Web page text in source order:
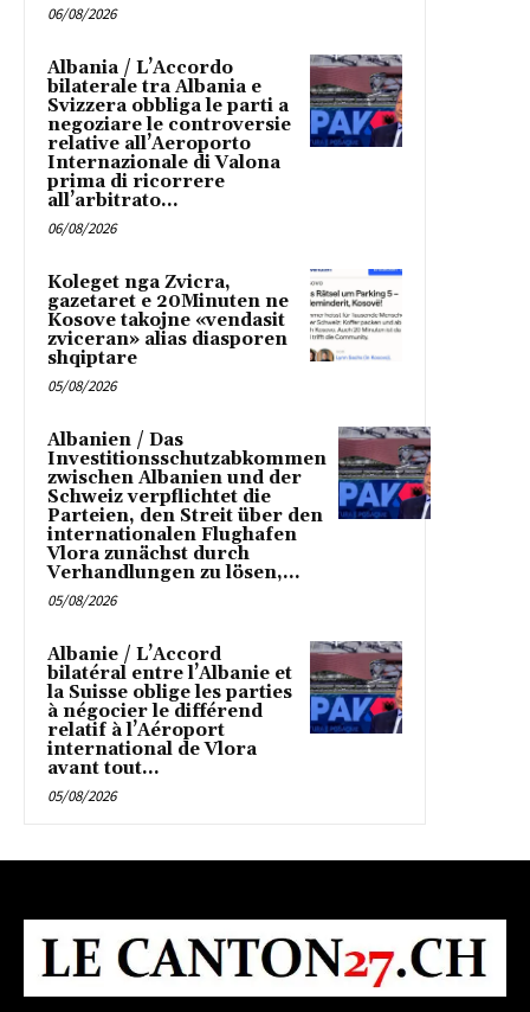
06/08/2026
Albania / L’Accordo
bilaterale tra Albania e
Svizzera obbliga le parti a
negoziare le controversie
relative all’Aeroporto
Internazionale di Valona
prima di ricorrere
all’arbitrato...
06/08/2026
Koleget nga Zvicra,
gazetaret e 20Minuten ne
Kosove takojne «vendasit
zviceran» alias diasporen
shqiptare
05/08/2026
Albanien / Das
Investitionsschutzabkommen
zwischen Albanien und der
Schweiz verpflichtet die
Parteien, den Streit über den
internationalen Flughafen
Vlora zunächst durch
Verhandlungen zu lösen,...
05/08/2026
Albanie / L’Accord
bilatéral entre l’Albanie et
la Suisse oblige les parties
à négocier le différend
relatif à l’Aéroport
international de Vlora
avant tout...
05/08/2026